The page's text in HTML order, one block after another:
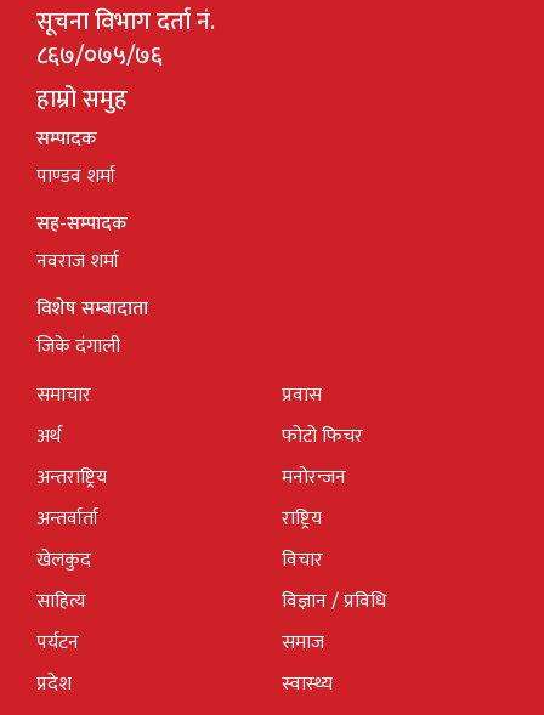
सूचना विभाग दर्ता नं.
८६७/०७५/७६
हाम्रो समुह
सम्पादक
पाण्डव शर्मा
सह-सम्पादक
नवराज शर्मा
विशेष सम्बादाता
जिके दंगाली
समाचार
अर्थ
अन्तराष्ट्रिय
अन्तर्वार्ता
खेलकुद
साहित्य
पर्यटन
प्रदेश
प्रवास
फोटो फिचर
मनोरन्जन
राष्ट्रिय
विचार
विज्ञान / प्रविधि
समाज
स्वास्थ्य